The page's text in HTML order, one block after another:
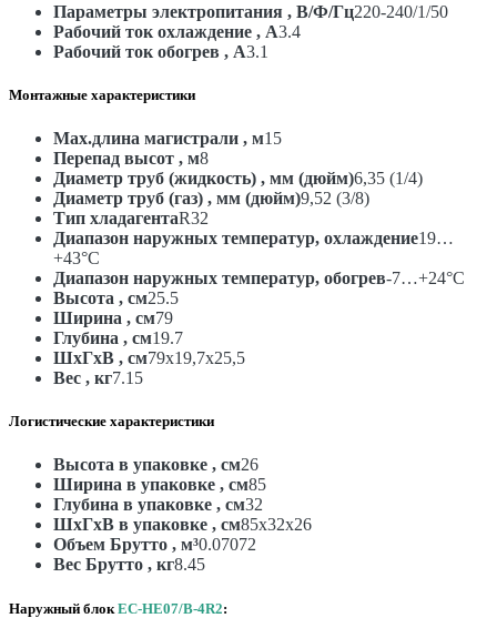
Параметры электропитания , В/Ф/Гц220-240/1/50
Рабочий ток охлаждение , А3.4
Рабочий ток обогрев , А3.1
Монтажные характеристики
Max.длина магистрали , м15
Перепад высот , м8
Диаметр труб (жидкость) , мм (дюйм)6,35 (1/4)
Диаметр труб (газ) , мм (дюйм)9,52 (3/8)
Тип хладагентаR32
Диапазон наружных температур, охлаждение19…
+43°С
Диапазон наружных температур, обогрев-7…+24°С
Высота , см25.5
Ширина , см79
Глубина , см19.7
ШxГxВ , см79x19,7x25,5
Вес , кг7.15
Логистические характеристики
Высота в упаковке , см26
Ширина в упаковке , см85
Глубина в упаковке , см32
ШxГxВ в упаковке , см85x32x26
Объем Брутто , м³0.07072
Вес Брутто , кг8.45
Наружный блок EC-HE07/B-4R2: